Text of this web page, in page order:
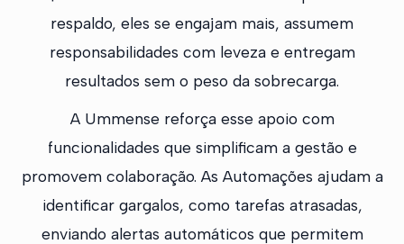
respaldo, eles se engajam mais, assumem
responsabilidades com leveza e entregam
resultados sem o peso da sobrecarga.
A Ummense reforça esse apoio com
funcionalidades que simplificam a gestão e
promovem colaboração. As Automações ajudam a
identificar gargalos, como tarefas atrasadas,
enviando alertas automáticos que permitem